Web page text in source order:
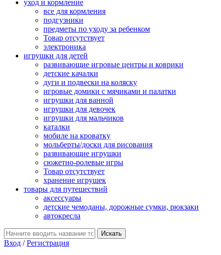
уход и кормление
все для кормления
подгузники
предметы по уходу за ребенком
Товар отсутствует
электроника
игрушки для детей
развивающие игровые центры и коврики
детские качалки
дуги и подвески на коляску
игровые домики с мячиками и палатки
игрушки для ванной
игрушки для девочек
игрушки для мальчиков
каталки
мобиле на кроватку
мольберты/доски для рисования
развивающие игрушки
сюжетно-ролевые игры
Товар отсутствует
хранение игрушек
товары для путешествий
аксессуары
детские чемоданы, дорожные сумки, рюкзаки
автокресла
Вход /Регистрация